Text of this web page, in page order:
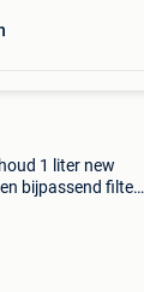
1 liter new
bijpassend filter